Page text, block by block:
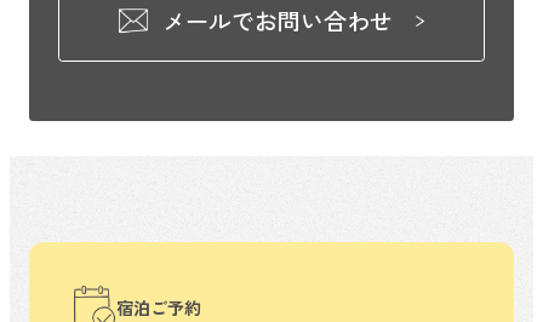
メールでお問い合わせ
宿泊ご予約